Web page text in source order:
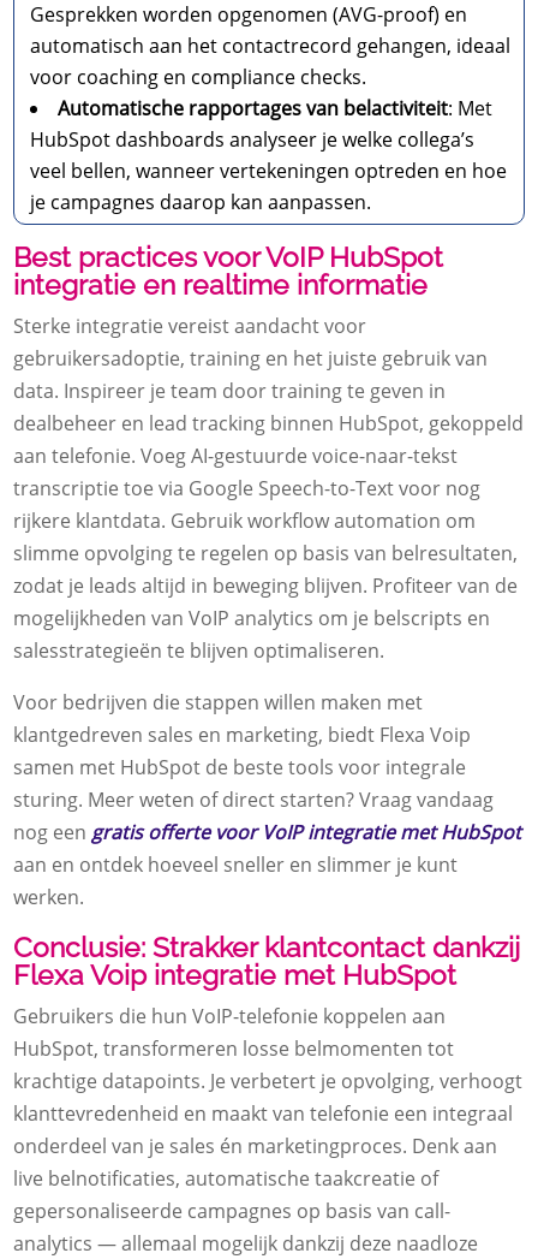
Gesprekken worden opgenomen (AVG-proof) en
automatisch aan het contactrecord gehangen, ideaal
voor coaching en compliance checks.
Automatische rapportages van belactiviteit: Met
HubSpot dashboards analyseer je welke collega’s
veel bellen, wanneer vertekeningen optreden en hoe
je campagnes daarop kan aanpassen.
Best practices voor VoIP HubSpot
integratie en realtime informatie
Sterke integratie vereist aandacht voor
gebruikersadoptie, training en het juiste gebruik van
data. Inspireer je team door training te geven in
dealbeheer en lead tracking binnen HubSpot, gekoppeld
aan telefonie. Voeg AI-gestuurde voice-naar-tekst
transcriptie toe via Google Speech-to-Text voor nog
rijkere klantdata. Gebruik workflow automation om
slimme opvolging te regelen op basis van belresultaten,
zodat je leads altijd in beweging blijven. Profiteer van de
mogelijkheden van VoIP analytics om je belscripts en
salesstrategieën te blijven optimaliseren.
Voor bedrijven die stappen willen maken met
klantgedreven sales en marketing, biedt Flexa Voip
samen met HubSpot de beste tools voor integrale
sturing. Meer weten of direct starten? Vraag vandaag
nog eengratis offerte voor VoIP integratie met HubSpot
aan en ontdek hoeveel sneller en slimmer je kunt
werken.
Conclusie: Strakker klantcontact dankzij
Flexa Voip integratie met HubSpot
Gebruikers die hun VoIP-telefonie koppelen aan
HubSpot, transformeren losse belmomenten tot
krachtige datapoints. Je verbetert je opvolging, verhoogt
klanttevredenheid en maakt van telefonie een integraal
onderdeel van je sales én marketingproces. Denk aan
live belnotificaties, automatische taakcreatie of
gepersonaliseerde campagnes op basis van call-
analytics — allemaal mogelijk dankzij deze naadloze